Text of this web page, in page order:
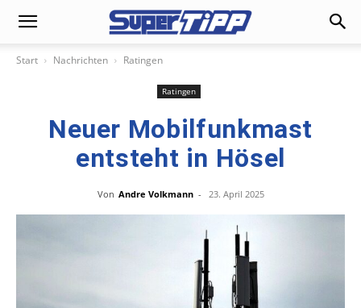
Start Nachrichten Ratingen
Ratingen
Neuer Mobilfunkmast
entsteht in Hösel
Von Andre Volkmann - 23. April 2025